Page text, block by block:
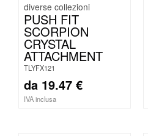
PUSH FIT
SCORPION
CRYSTAL
ATTACHMENT
TLYFX121
da 19.47 €
IVA inclusa